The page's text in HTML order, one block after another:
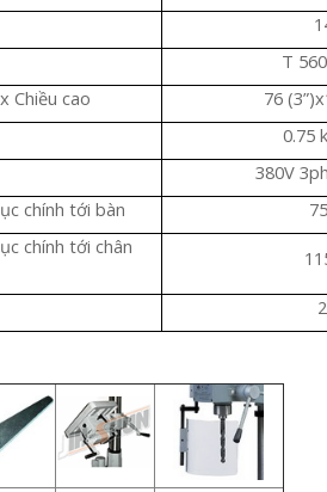
T
Chiều cao
76
0.75
380V
chính tới bàn
chính tới chân